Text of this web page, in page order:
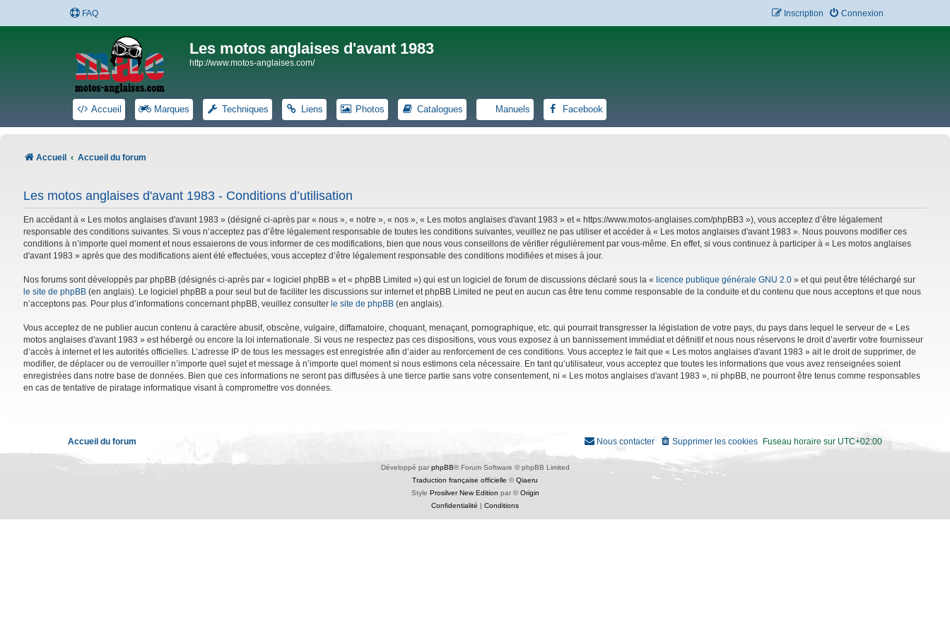
FAQ Connexion
Inscription
Les motos anglaises d'avant 1983
http://www.motos-anglaises.com/
Accueil Marques Techniques Liens Photos Catalogues Manuels Facebook
Accueil Accueil du forum
Les motos anglaises d'avant 1983 - Conditions d’utilisation
En accédant à « Les motos anglaises d'avant 1983 » (désigné ci-après par « nous », « notre », « nos », « Les motos anglaises d'avant 1983 » et « https://www.motos-anglaises.com/phpBB3 »), vous acceptez d’être légalement
responsable des conditions suivantes. Si vous n’acceptez pas d’être légalement responsable de toutes les conditions suivantes, veuillez ne pas utiliser et accéder à « Les motos anglaises d'avant 1983 ». Nous pouvons modifier ces
conditions à n’importe quel moment et nous essaierons de vous informer de ces modifications, bien que nous vous conseillons de vérifier régulièrement par vous-même. En effet, si vous continuez à participer à « Les motos anglaises
d'avant 1983 » après que des modifications aient été effectuées, vous acceptez d’être légalement responsable des conditions modifiées et mises à jour.
Nos forums sont développés par phpBB (désignés ci-après par « logiciel phpBB » et « phpBB Limited ») qui est un logiciel de forum de discussions déclaré sous la « licence publique générale GNU 2.0 » et qui peut être téléchargé sur
le site de phpBB (en anglais). Le logiciel phpBB a pour seul but de faciliter les discussions sur internet et phpBB Limited ne peut en aucun cas être tenu comme responsable de la conduite et du contenu que nous acceptons et que nous
n’acceptons pas. Pour plus d’informations concernant phpBB, veuillez consulter le site de phpBB (en anglais).
Vous acceptez de ne publier aucun contenu à caractère abusif, obscène, vulgaire, diffamatoire, choquant, menaçant, pornographique, etc. qui pourrait transgresser la législation de votre pays, du pays dans lequel le serveur de « Les
motos anglaises d'avant 1983 » est hébergé ou encore la loi internationale. Si vous ne respectez pas ces dispositions, vous vous exposez à un bannissement immédiat et définitif et nous nous réservons le droit d’avertir votre fournisseur
d’accès à internet et les autorités officielles. L’adresse IP de tous les messages est enregistrée afin d’aider au renforcement de ces conditions. Vous acceptez le fait que « Les motos anglaises d'avant 1983 » ait le droit de supprimer, de
modifier, de déplacer ou de verrouiller n’importe quel sujet et message à n’importe quel moment si nous estimons cela nécessaire. En tant qu’utilisateur, vous acceptez que toutes les informations que vous avez renseignées soient
enregistrées dans notre base de données. Bien que ces informations ne seront pas diffusées à une tierce partie sans votre consentement, ni « Les motos anglaises d'avant 1983 », ni phpBB, ne pourront être tenus comme responsables
en cas de tentative de piratage informatique visant à compromettre vos données.
Accueil du forum Fuseau horaire sur UTC+02:00
Supprimer les cookies
Nous contacter
Développé par phpBB® Forum Software © phpBB Limited
Traduction française officielle ©Qiaeru
Style Prosilver New Edition par ©Origin
Confidentialité
Conditions